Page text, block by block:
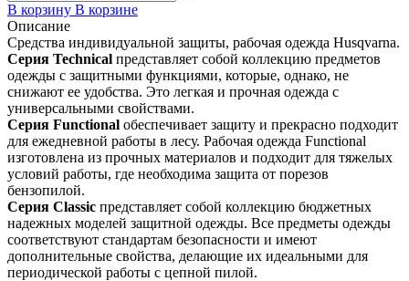
В корзину В корзине
Описание
Средства индивидуальной защиты, рабочая одежда Husqvarna.
Серия Technical представляет собой коллекцию предметов
одежды с защитными функциями, которые, однако, не
снижают ее удобства. Это легкая и прочная одежда с
универсальными свойствами.
Серия Functional обеспечивает защиту и прекрасно подходит
для ежедневной работы в лесу. Рабочая одежда Functional
изготовлена из прочных материалов и подходит для тяжелых
условий работы, где необходима защита от порезов
бензопилой.
Серия Classic представляет собой коллекцию бюджетных
надежных моделей защитной одежды. Все предметы одежды
соответствуют стандартам безопасности и имеют
дополнительные свойства, делающие их идеальными для
периодической работы с цепной пилой.